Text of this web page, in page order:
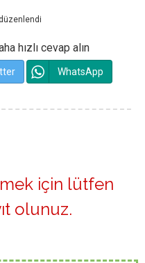
düzenlendi
hızlı cevap alın
WhatsApp
için lütfen
olunuz.